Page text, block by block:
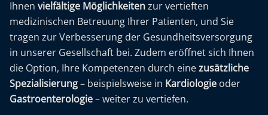
Ihnen vielfältige Möglichkeitenzur vertieften
medizinischen Betreuung Ihrer Patienten, und Sie
tragen zur Verbesserung der Gesundheitsversorgung
in unserer Gesellschaft bei. Zudem eröffnet sich Ihnen
die Option, Ihre Kompetenzen durch einezusätzliche
Spezialisierung– beispielsweise in Kardiologie oder
Gastroenterologie– weiter zu vertiefen.